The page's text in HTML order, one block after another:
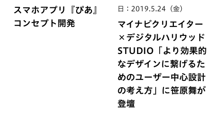
スマホアプリ『ぴあ』
コンセプト開発
日：2019.5.24（金）
マイナビクリエイター
×デジタルハリウッド
STUDIO「より効果的
なデザインに繋げるた
めのユーザー中心設計
の考え方」に笹原舞が
登壇